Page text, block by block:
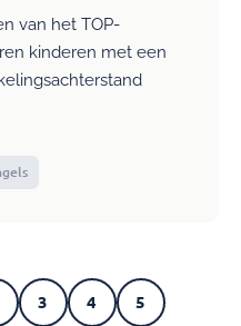
van het TOP-
kinderen met een
Pagina
3
Pagina
4
Pagina
5